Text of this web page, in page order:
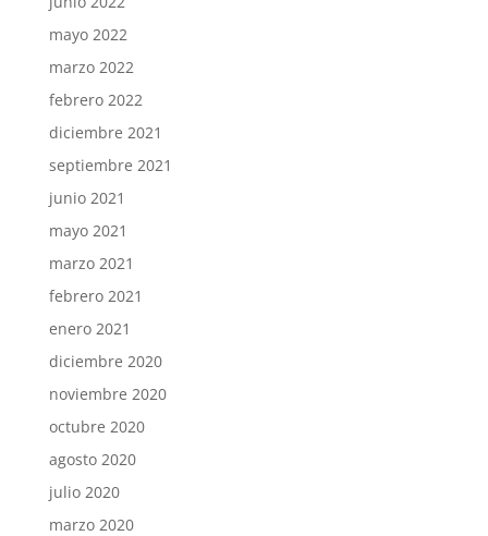
mayo 2022
marzo 2022
febrero 2022
diciembre 2021
septiembre 2021
junio 2021
mayo 2021
marzo 2021
febrero 2021
enero 2021
diciembre 2020
noviembre 2020
octubre 2020
agosto 2020
julio 2020
marzo 2020